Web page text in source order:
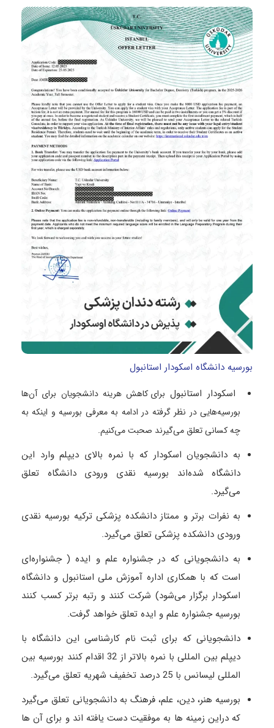
بورسیه دانشگاه اسکودار استانبول
اسکودار استانبول برای کاهش هرینه دانشجویان برای آن‌ها
بورسیه‌هایی در نظر گرفته در ادامه به معرفی بورسیه و اینکه به
چه کسانی تعلق می‌گیرند صحبت می‌کنیم.
به دانشجویان اسکودار که با نمره بالای دیپلم وارد این
دانشگاه شده‌اند بورسیه نقدی ورودی دانشگاه تعلق
می‌گیرد.
به نفرات برتر و ممتاز دانشکده پزشکی ترکیه بورسیه نقدی
ورودی دانشکده پزشکی تعلق می‌گیرد.
به دانشجویانی که در جشنواره علم و ایده ( جشنواره‌ای
است که با همکاری اداره آموزش ملی استانبول و دانشگاه
اسکودار برگزار می‌شود) شرکت کنند و رتبه برتر کسب کنند
بورسیه جشنواره علم و ایده تعلق خواهد گرفت.
دانشجویانی که برای ثبت نام کارشناسی این دانشگاه با
دیپلم بین المللی با نمره بالاتر از 32 اقدام کنند بورسیه بین
المللی لیسانس با 25 درصد تخفیف شهریه تعلق می‌گیرد.
بورسیه هنر، دین، علم، فرهنگ به دانشجویانی تعلق می‌گیرد
که دراین زمینه ها به موفقیت دست یافته اند و برای آن ها